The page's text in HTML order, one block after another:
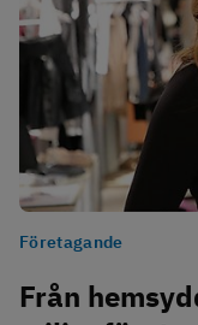
Företagande
Från